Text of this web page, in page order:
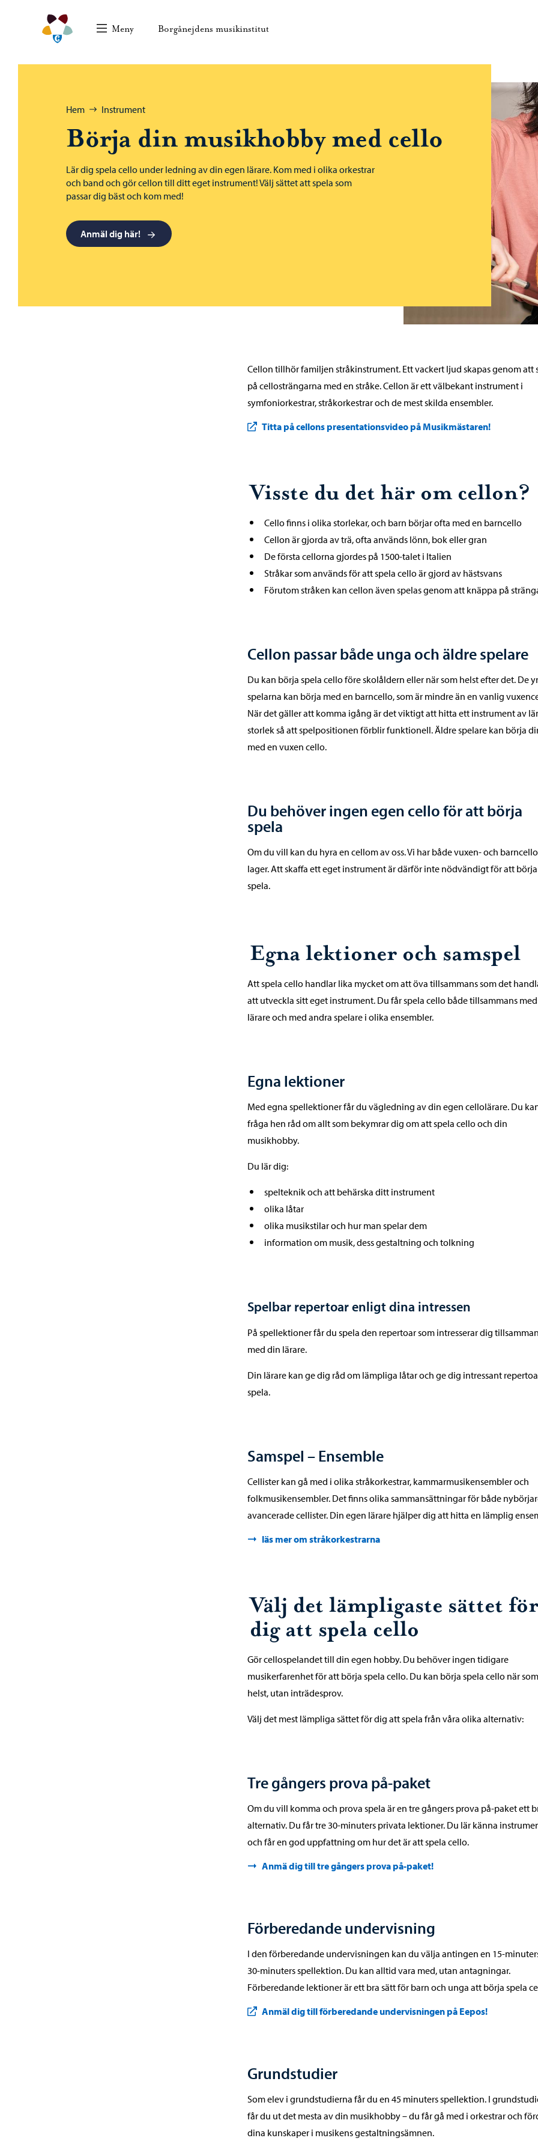
Meny Borgånejdens musikinstitut
Bläddra:
Hem Instrument
Börja din musikhobby med cello
Lär dig spela cello under ledning av din egen lärare. Kom med i olika orkestrar
och band och gör cellon till ditt eget instrument! Välj sättet att spela som
passar dig bäst och kom med!
Anmäl dig här!
Cellon tillhör familjen stråkinstrument. Ett vackert ljud skapas genom att
på cellosträngarna med en stråke. Cellon är ett välbekant instrument i
symfoniorkestrar, stråkorkestrar och de mest skilda ensembler.
Titta på cellons presentationsvideo på Musikmästaren!
Visste du det här om cellon?
Cello finns i olika storlekar, och barn börjar ofta med en barncello
Cellon är gjorda av trä, ofta används lönn, bok eller gran
De första cellorna gjordes på 1500-talet i Italien
Stråkar som används för att spela cello är gjord av hästsvans
Förutom stråken kan cellon även spelas genom att knäppa på
Cellon passar både unga och äldre spelare
Du kan börja spela cello före skolåldern eller när som helst efter det. De
spelarna kan börja med en barncello, som är mindre än en vanlig
När det gäller att komma igång är det viktigt att hitta ett instrument av
storlek så att spelpositionen förblir funktionell. Äldre spelare kan börja
med en vuxen cello.
Du behöver ingen egen cello för att börja
spela
Om du vill kan du hyra en cellom av oss. Vi har både vuxen- och
lager. Att skaffa ett eget instrument är därför inte nödvändigt för att börja
spela.
Egna lektioner och samspel
Att spela cello handlar lika mycket om att öva tillsammans som det
att utveckla sitt eget instrument. Du får spela cello både tillsammans
lärare och med andra spelare i olika ensembler.
Egna lektioner
Med egna spellektioner får du vägledning av din egen cellolärare. Du
fråga hen råd om allt som bekymrar dig om att spela cello och din
musikhobby.
Du lär dig:
spelteknik och att behärska ditt instrument
olika låtar
olika musikstilar och hur man spelar dem
information om musik, dess gestaltning och tolkning
Spelbar repertoar enligt dina intressen
På spellektioner får du spela den repertoar som intresserar dig
med din lärare.
Din lärare kan ge dig råd om lämpliga låtar och ge dig intressant
spela.
Samspel – Ensemble
Cellister kan gå med i olika stråkorkestrar, kammarmusikensembler och
folkmusikensembler. Det finns olika sammansättningar för både
avancerade cellister. Din egen lärare hjälper dig att hitta en lämplig
läs mer om stråkorkestrarna
Välj det lämpligaste sättet för
dig att spela cello
Gör cellospelandet till din egen hobby. Du behöver ingen tidigare
musikerfarenhet för att börja spela cello. Du kan börja spela cello när som
helst, utan inträdesprov.
Välj det mest lämpliga sättet för dig att spela från våra olika alternativ:
Tre gångers prova på-paket
Om du vill komma och prova spela är en tre gångers prova på-paket ett
alternativ. Du får tre 30-minuters privata lektioner. Du lär känna
och får en god uppfattning om hur det är att spela cello.
Anmä dig till tre gångers prova på-paket!
Förberedande undervisning
I den förberedande undervisningen kan du välja antingen en 15-
30-minuters spellektion. Du kan alltid vara med, utan antagningar.
Förberedande lektioner är ett bra sätt för barn och unga att börja spela
Anmäl dig till förberedande undervisningen på Eepos!
Grundstudier
Som elev i grundstudierna får du en 45 minuters spellektion. I
får du ut det mesta av din musikhobby – du får gå med i orkestrar och
dina kunskaper i musikens gestaltningsämnen.